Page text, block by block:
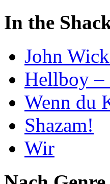
In the
John
Hellboy –
Wenn du
Shazam!
Wir